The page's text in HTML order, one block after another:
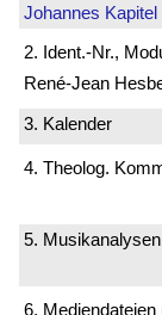
Johannes Kapitel
2. Ident.-Nr.,
René-Jean
3. Kalender
4. Theolog.
5. Musikanalysen
6. Mediendateien